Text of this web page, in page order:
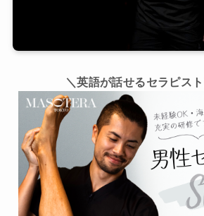
＼英語が話せるセラピス